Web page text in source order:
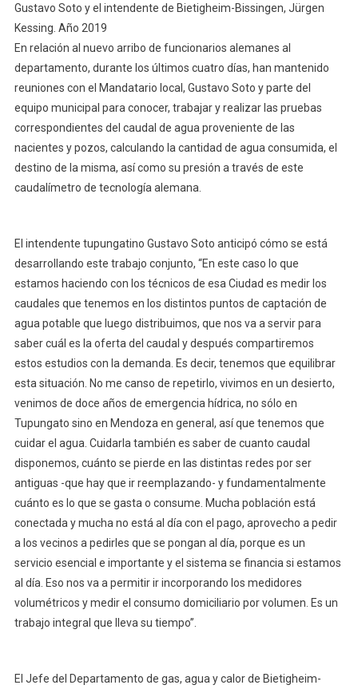
Gustavo Soto y el intendente de Bietigheim-Bissingen, Jürgen
Kessing. Año 2019
En relación al nuevo arribo de funcionarios alemanes al
departamento, durante los últimos cuatro días, han mantenido
reuniones con el Mandatario local, Gustavo Soto y parte del
equipo municipal para conocer, trabajar y realizar las pruebas
correspondientes del caudal de agua proveniente de las
nacientes y pozos, calculando la cantidad de agua consumida, el
destino de la misma, así como su presión a través de este
caudalímetro de tecnología alemana.
El intendente tupungatino Gustavo Soto anticipó cómo se está
desarrollando este trabajo conjunto, “En este caso lo que
estamos haciendo con los técnicos de esa Ciudad es medir los
caudales que tenemos en los distintos puntos de captación de
agua potable que luego distribuimos, que nos va a servir para
saber cuál es la oferta del caudal y después compartiremos
estos estudios con la demanda. Es decir, tenemos que equilibrar
esta situación. No me canso de repetirlo, vivimos en un desierto,
venimos de doce años de emergencia hídrica, no sólo en
Tupungato sino en Mendoza en general, así que tenemos que
cuidar el agua. Cuidarla también es saber de cuanto caudal
disponemos, cuánto se pierde en las distintas redes por ser
antiguas -que hay que ir reemplazando- y fundamentalmente
cuánto es lo que se gasta o consume. Mucha población está
conectada y mucha no está al día con el pago, aprovecho a pedir
a los vecinos a pedirles que se pongan al día, porque es un
servicio esencial e importante y el sistema se financia si estamos
al día. Eso nos va a permitir ir incorporando los medidores
volumétricos y medir el consumo domiciliario por volumen. Es un
trabajo integral que lleva su tiempo”.
El Jefe del Departamento de gas, agua y calor de Bietigheim-